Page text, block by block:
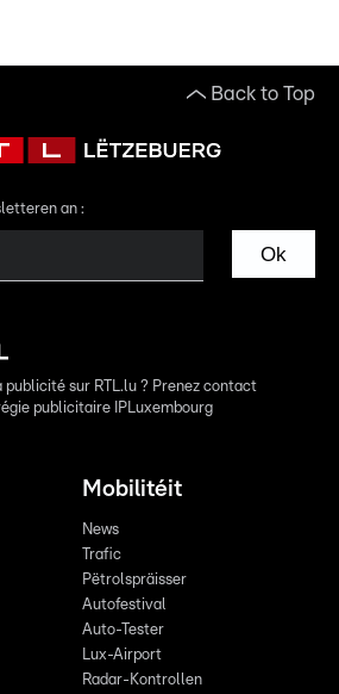
Back to Top
an :
Ok
publicité sur RTL.lu ? Prenez contact
publicitaire IPLuxembourg
Mobilitéit
News
Trafic
Pëtrolspräisser
Autofestival
Auto-Tester
Lux-Airport
Radar-Kontrollen